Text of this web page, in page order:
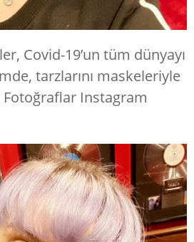
Covid-19’un tüm dünyayı
tarzlarını maskeleriyle
Fotoğraflar Instagram